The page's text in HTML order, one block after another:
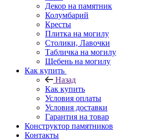
Декор на памятник
Колумбарий
Кресты
Плитка на могилу
Столики, Лавочки
Табличка на могилу
Щебень на могилу
Как купить
Назад
Как купить
Условия оплаты
Условия доставки
Гарантия на товар
Конструктор памятников
Контакты